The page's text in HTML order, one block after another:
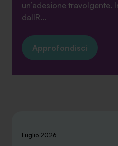
un’adesione travolgente.
dallR...
Approfondisci
Luglio 2026